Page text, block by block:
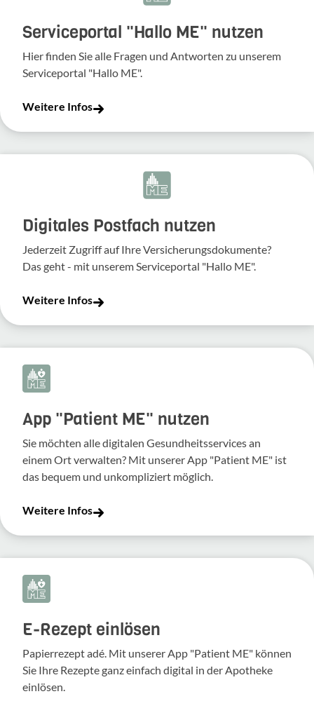
Serviceportal "Hallo ME" nutzen
Hier finden Sie alle Fragen und Antworten zu unserem
Serviceportal "Hallo ME".
Weitere Infos
Digitales Postfach nutzen
Jederzeit Zugriff auf Ihre Versicherungsdokumente?
Das geht - mit unserem Serviceportal "Hallo ME".
Weitere Infos
App "Patient ME" nutzen
Sie möchten alle digitalen Gesundheitsservices an
einem Ort verwalten? Mit unserer App "Patient ME" ist
das bequem und unkompliziert möglich.
Weitere Infos
E-Rezept einlösen
Papierrezept adé. Mit unserer App "Patient ME" können
Sie Ihre Rezepte ganz einfach digital in der Apotheke
einlösen.